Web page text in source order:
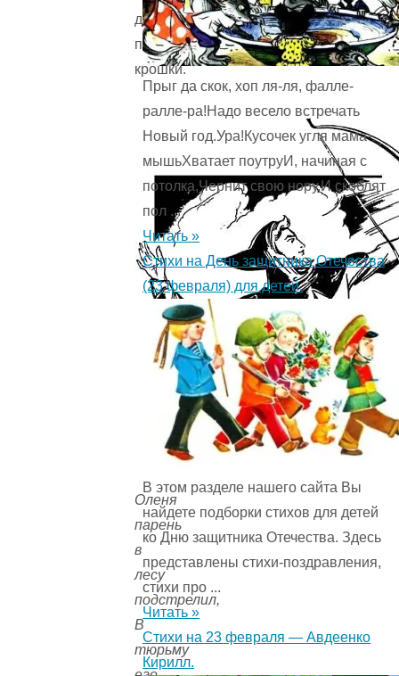
до
последней
крошки.
Оленя
парень
в
лесу
подстрелил,
В
тюрьму
Прыг да скок, хоп ля-ля, фалле-
ралле-ра!Надо весело встречать
Новый год.Ура!Кусочек угля мама-
мышьХватает поутруИ, начиная с
потолка,Чернит свою нору.И скоблят
пол ...
Читать »
Стихи на День защитника Отечества
(23 февраля) для детей.
В этом разделе нашего сайта Вы
найдете подборки стихов для детей
ко Дню защитника Отечества. Здесь
представлены стихи-поздравления,
стихи про ...
Читать »
Стихи на 23 февраля — Авдеенко
Кирилл.